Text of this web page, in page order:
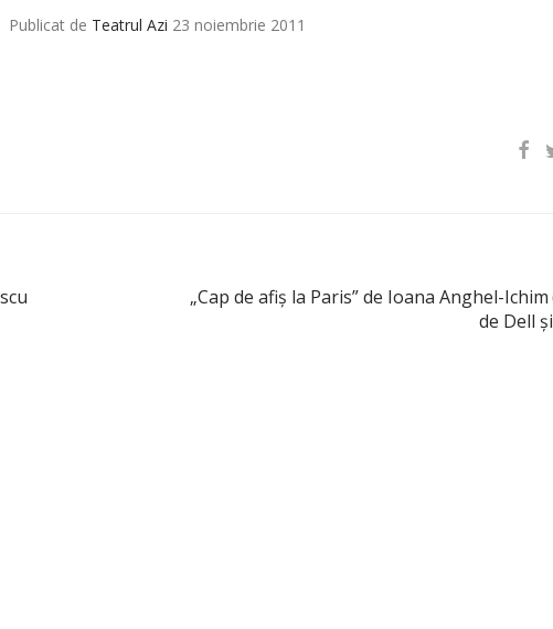
Publicat de Teatrul Azi 23 noiembrie 2011
„Cap de afiş la Paris” de Ioana Anghel-
de Dell